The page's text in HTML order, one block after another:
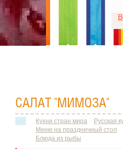
САЛАТ "МИМОЗА"
Кухни стран мира Русская
Меню на праздничный стол
Блюда из рыбы
Для